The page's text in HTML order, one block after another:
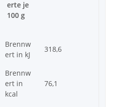
erte je
100 g
Brennw
ert in kJ
318,6
Brennw
ert in
kcal
76,1